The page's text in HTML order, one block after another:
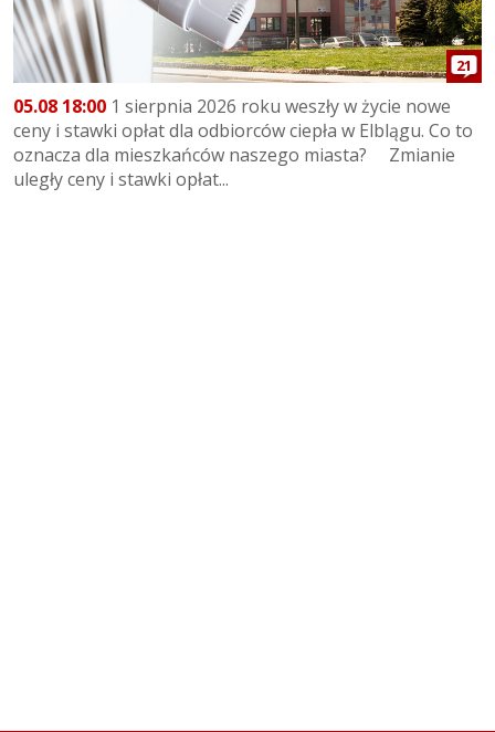
21
05.08 18:00 1 sierpnia 2026 roku weszły w życie nowe
ceny i stawki opłat dla odbiorców ciepła w Elblągu. Co to
oznacza dla mieszkańców naszego miasta? Zmianie
uległy ceny i stawki opłat...